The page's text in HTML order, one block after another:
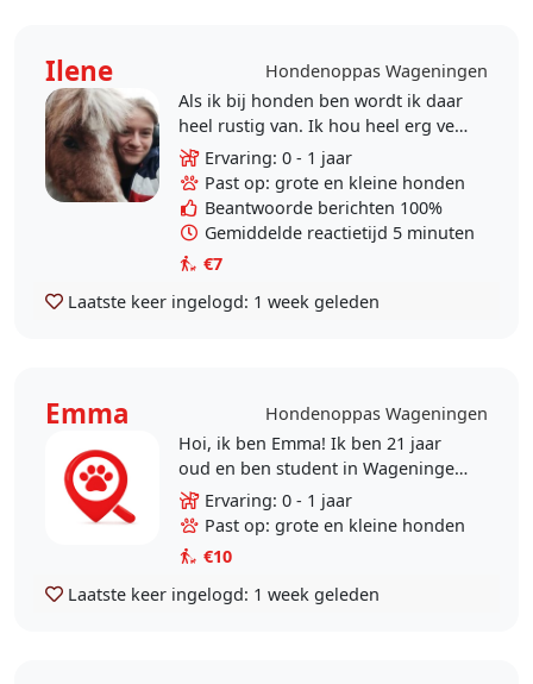
Ilene
Hondenoppas Wageningen
Als ik bij honden ben wordt ik daar
heel rustig van. Ik hou heel erg veel
van honden en vind het heel fijn
om tijd met ze door te brengen. Ik
ben..
Ervaring: 0 - 1 jaar
Past op: grote en kleine honden
Beantwoorde berichten 100%
Gemiddelde reactietijd 5 minuten
€7
Laatste keer ingelogd: 1 week geleden
Emma
Hondenoppas Wageningen
Hoi, ik ben Emma! Ik ben 21 jaar
oud en ben student in Wageningen
:) thuis bij mijn ouders hebben wij
een hele leuke hond, nu ik naar
Wageningen..
Ervaring: 0 - 1 jaar
Past op: grote en kleine honden
€10
Laatste keer ingelogd: 1 week geleden